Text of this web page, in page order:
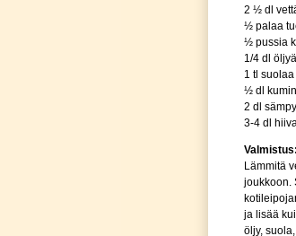
2 ½ dl
½ palaa
½ pussia
1/4 dl öljyä
1 tl suolaa
½ dl
2 dl
3-4 dl
Valmistus:
Lämmitä
joukkoon.
ja lisää
öljy,